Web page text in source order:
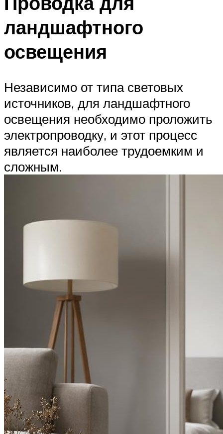
ландшафтного
освещения
Независимо от типа световых
источников, для ландшафтного
освещения необходимо проложить
электропроводку, и этот процесс
является наиболее трудоемким и
сложным.